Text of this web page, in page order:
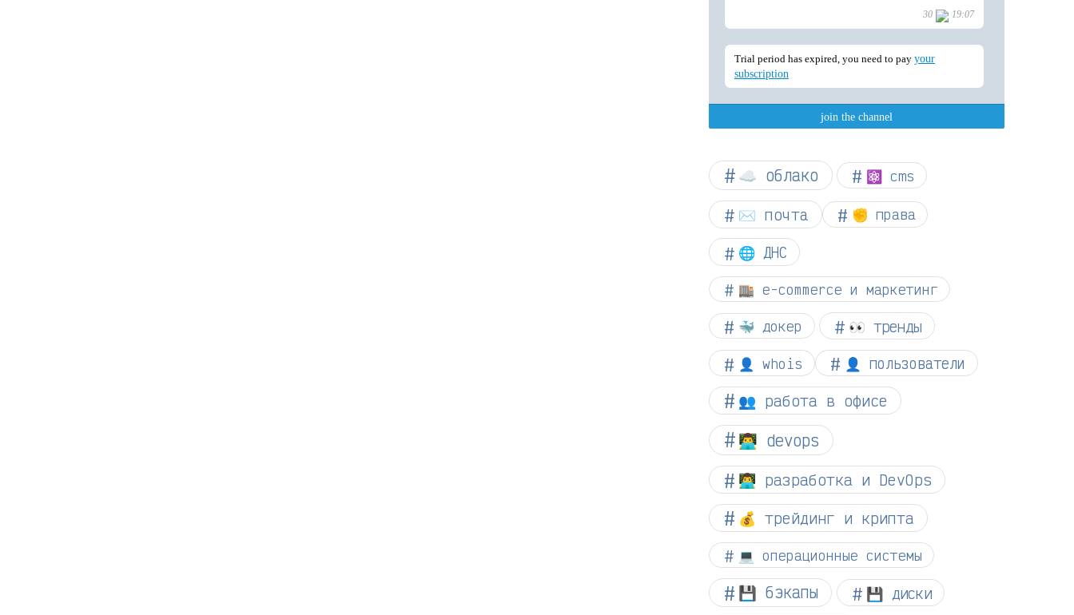
☁︎ облако ⚛ cms
✉️ почта ✊ права
🌐 ДНС
🏬 e-commerce и маркетинг
🐳 докер 👀 тренды
👤 whois 👤 пользователи
👥 работа в офисе
👨‍💻 devops
👨‍💻 разработка и DevOps
💰 трейдинг и крипта
💻 операционные системы
💾 бэкапы 💾 диски